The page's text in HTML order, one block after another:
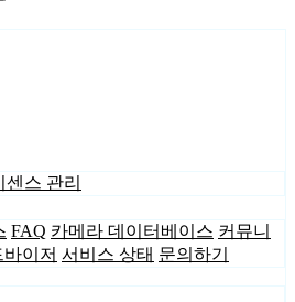
센스 관리
FAQ 카메라 데이터베이스 커뮤니
이저 서비스 상태 문의하기